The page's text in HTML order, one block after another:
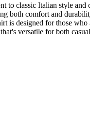
to classic Italian style and
both comfort and
is designed for those
versatile for both
gentleman's collection.